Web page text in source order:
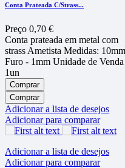
Conta Prateada C/Strass...
Preço 0,70 €
Conta prateada em metal com
strass Ametista Medidas: 10mm
Furo - 1mm Unidade de
1un
Comprar
Comprar
Adicionar a lista de desejos
Adicionar para comparar
Adicionar a lista de desejos
Adicionar para comparar